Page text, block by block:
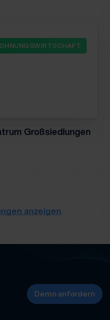
Großsiedlungen
anzeigen
Demo anfordern